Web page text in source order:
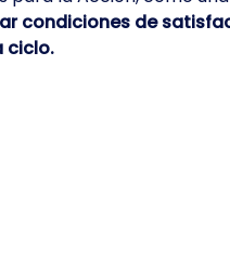
condiciones de
ciclo.